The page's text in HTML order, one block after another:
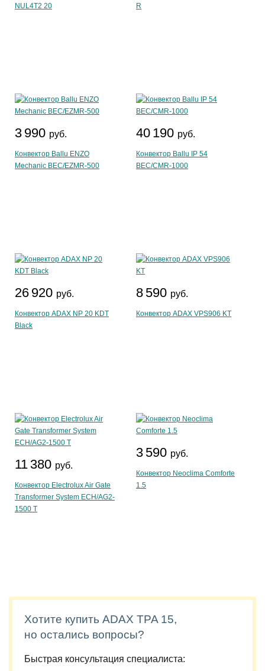
NUL4T2 20
R
3 990 руб.
Конвектор Ballu ENZO
Mechanic BEC/EZMR-500
40 190 руб.
Конвектор Ballu IP 54
BEC/CMR-1000
26 920 руб.
Конвектор ADAX NP 20 KDT
Black
8 590 руб.
Конвектор ADAX VPS906 KT
11 380 руб.
Конвектор Electrolux Air Gate
Transformer System ECH/AG2-
1500 T
3 590 руб.
Конвектор Neoclima Comforte
1.5
Хотите купить ADAX TPA 15,
но остались вопросы?
Быстрая консультация специалиста: